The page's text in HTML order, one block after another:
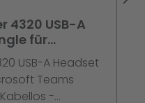
4320 USB-A
für
USB-A Headset
Teams
-